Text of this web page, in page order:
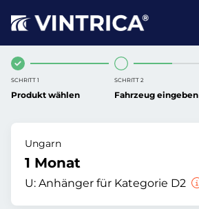
SCHRITT 1
Produkt wählen
SCHRITT 2
Fahrzeug eingeben
Ungarn
1 Monat
U: Anhänger für Kategorie D2